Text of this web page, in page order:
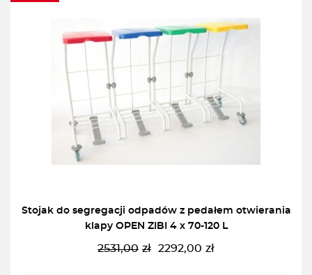
Stojak do segregacji odpadów z pedałem otwierania
klapy OPEN ZIBI 4 x 70-120 L
2531,00 zł
Pierwotna
2292,00 zł
Aktualna